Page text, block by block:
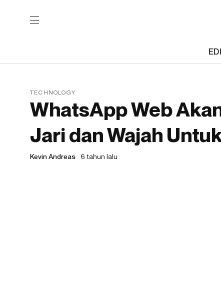
TECHNOLOGY
WhatsApp Web
Jari dan Wajah
Kevin Andreas 6 tahun lalu